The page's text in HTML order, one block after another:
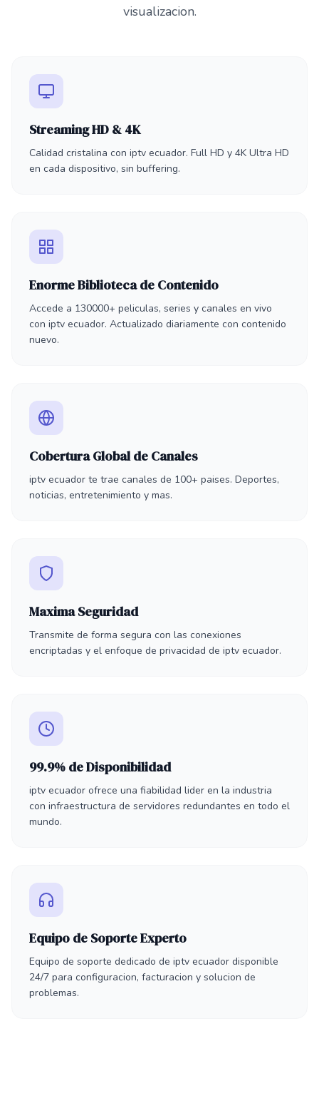
visualizacion.
Streaming HD & 4K
Calidad cristalina con iptv ecuador. Full HD y 4K Ultra HD
en cada dispositivo, sin buffering.
Enorme Biblioteca de Contenido
Accede a 130000+ peliculas, series y canales en vivo
con iptv ecuador. Actualizado diariamente con contenido
nuevo.
Cobertura Global de Canales
iptv ecuador te trae canales de 100+ paises. Deportes,
noticias, entretenimiento y mas.
Maxima Seguridad
Transmite de forma segura con las conexiones
encriptadas y el enfoque de privacidad de iptv ecuador.
99.9% de Disponibilidad
iptv ecuador ofrece una fiabilidad lider en la industria
con infraestructura de servidores redundantes en todo el
mundo.
Equipo de Soporte Experto
Equipo de soporte dedicado de iptv ecuador disponible
24/7 para configuracion, facturacion y solucion de
problemas.